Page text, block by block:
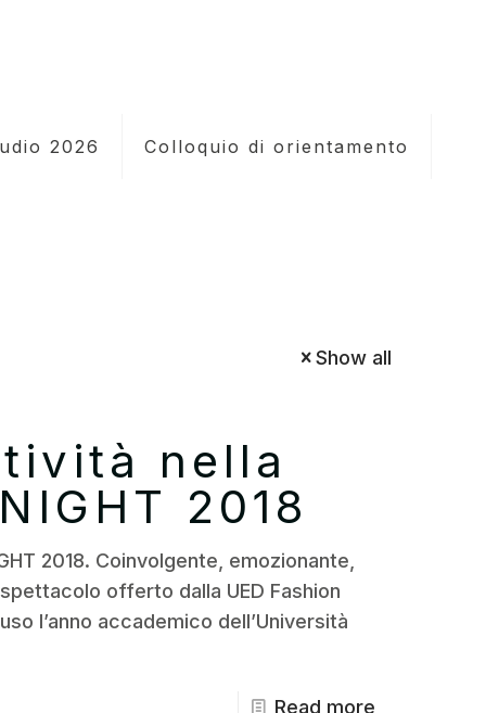
2026 Colloquio di orientamento
Show all
nella
2018
2018. Coinvolgente, emozionante,
offerto dalla UED Fashion
l’anno accademico dell’Università
Read more